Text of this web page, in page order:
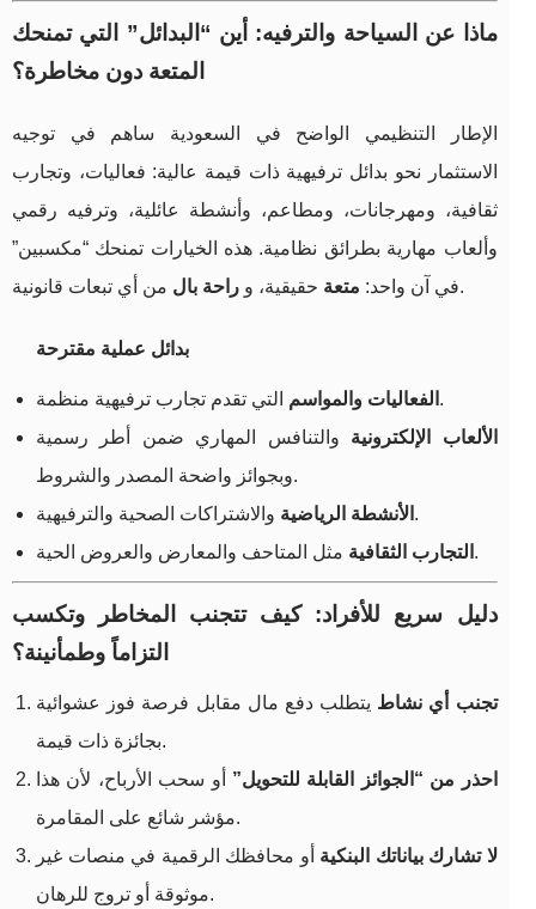
ماذا عن السياحة والترفيه: أين “البدائل” التي تمنحك
المتعة دون مخاطرة؟
الإطار التنظيمي الواضح في السعودية ساهم في توجيه
الاستثمار نحو بدائل ترفيهية ذات قيمة عالية: فعاليات، وتجارب
ثقافية، ومهرجانات، ومطاعم، وأنشطة عائلية، وترفيه رقمي
وألعاب مهارية بطرائق نظامية. هذه الخيارات تمنحك “مكسبين”
في آن واحد: متعة حقيقية، و راحة بال من أي تبعات قانونية.
بدائل عملية مقترحة
الفعاليات والمواسم التي تقدم تجارب ترفيهية منظمة.
الألعاب الإلكترونية والتنافس المهاري ضمن أطر رسمية
وبجوائز واضحة المصدر والشروط.
الأنشطة الرياضية والاشتراكات الصحية والترفيهية.
التجارب الثقافية مثل المتاحف والمعارض والعروض الحية.
دليل سريع للأفراد: كيف تتجنب المخاطر وتكسب
التزاماً وطمأنينة؟
تجنب أي نشاط يتطلب دفع مال مقابل فرصة فوز عشوائية
بجائزة ذات قيمة.
احذر من “الجوائز القابلة للتحويل” أو سحب الأرباح، لأن هذا
مؤشر شائع على المقامرة.
لا تشارك بياناتك البنكية أو محافظك الرقمية في منصات غير
موثوقة أو تروج للرهان.